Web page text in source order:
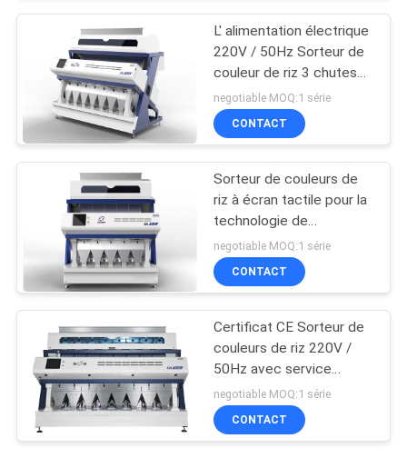
Trieuse infrarouge
Trieuse de couleur
de maïs
24
Trieuse de couleur
L' alimentation électrique
220V / 50Hz Sorteur de
couleur de riz 3 chutes
Faible taux de
dommages
negotiable MOQ:1 série
CONTACT
Sorteur de couleurs de
riz à écran tactile pour la
technologie de
perception
homochromatique
intelligente
negotiable MOQ:1 série
CONTACT
Certificat CE Sorteur de
couleurs de riz 220V /
50Hz avec service
après-vente rapide
negotiable MOQ:1 série
CONTACT